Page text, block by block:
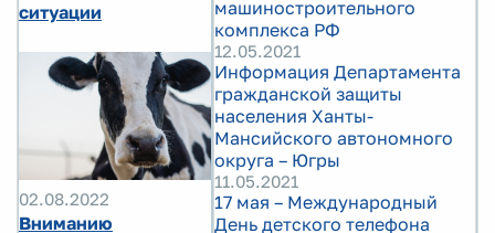
ситуации
02.08.2022
Вниманию
машиностроительного
комплекса РФ
12.05.2021
Информация Департамента
гражданской защиты
населения Ханты-
Мансийского автономного
округа – Югры
11.05.2021
17 мая – Международный
День детского телефона